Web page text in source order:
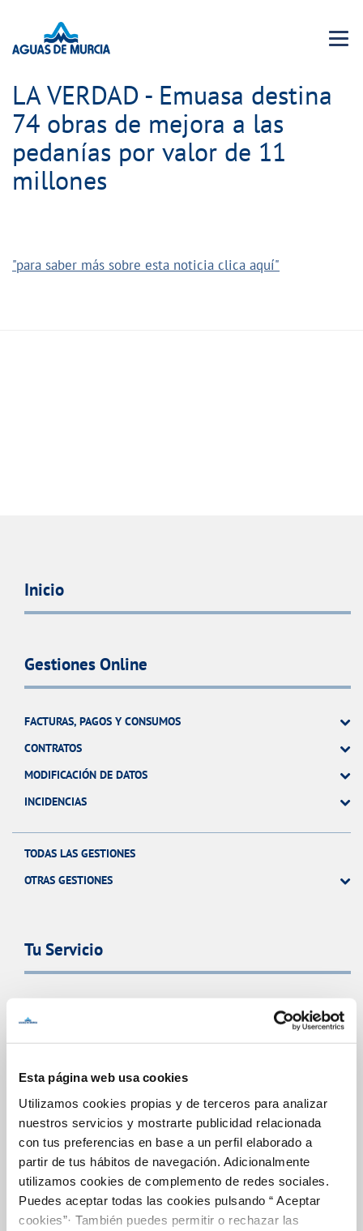
Esta página web usa cookies
Utilizamos cookies propias y de terceros para analizar
nuestros servicios y mostrarte publicidad relacionada
con tus preferencias en base a un perfil elaborado a
partir de tus hábitos de navegación. Adicionalmente
utilizamos cookies de complemento de redes sociales.
Puedes aceptar todas las cookies pulsando “ Aceptar
cookies”· También puedes permitir o rechazar las
Menu
LA VERDAD - Emuasa destina
74 obras de mejora a las
pedanías por valor de 11
millones
"para saber más sobre esta noticia clica aquí"
Inicio
Gestiones Online
FACTURAS, PAGOS Y CONSUMOS
CONTRATOS
MODIFICACIÓN DE DATOS
INCIDENCIAS
TODAS LAS GESTIONES
OTRAS GESTIONES
Tu Servicio
Tu Agua
NUESTRO PAPEL EN EL CICLO URBANO
CALIDAD